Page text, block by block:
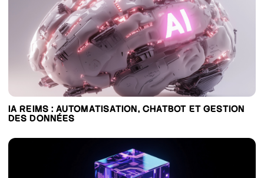
IA REIMS : AUTOMATISATION, CHATBOT ET GESTION
DES DONNÉES